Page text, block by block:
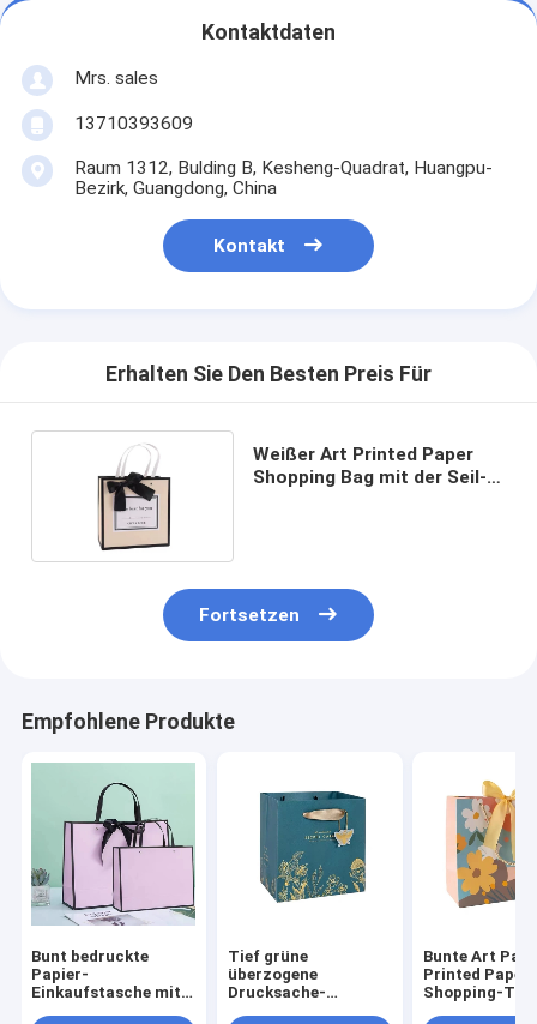
Kontaktdaten
Mrs. sales
13710393609
Raum 1312, Bulding B, Kesheng-Quadrat, Huangpu-
Bezirk, Guangdong, China
Kontakt
Erhalten Sie Den Besten Preis Für
Weißer Art Printed Paper
Shopping Bag mit der Seil-
Fortsetzen
Empfohlene Produkte
Bunt bedruckte
Papier-
Einkaufstasche mit
Tief grüne
überzogene
Drucksache-
Bunte Art
Printed Paper
Shopping-